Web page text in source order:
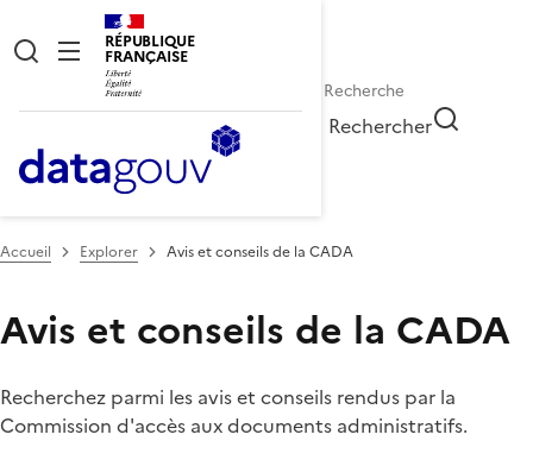
RÉPUBLIQUE
FRANÇAISE
Rechercher
Accueil Explorer Avis et conseils de la CADA
Avis et conseils de la CADA
Recherchez parmi les avis et conseils rendus par la
Commission d'accès aux documents administratifs.